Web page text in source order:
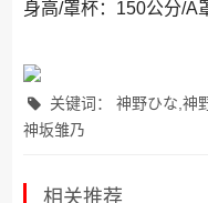
身高/罩杯：150公分/A
关键词： 神野ひな,神
神坂雏乃
相关推荐